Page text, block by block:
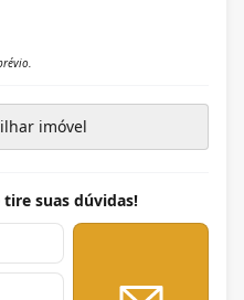
imóvel
tire suas dúvidas!